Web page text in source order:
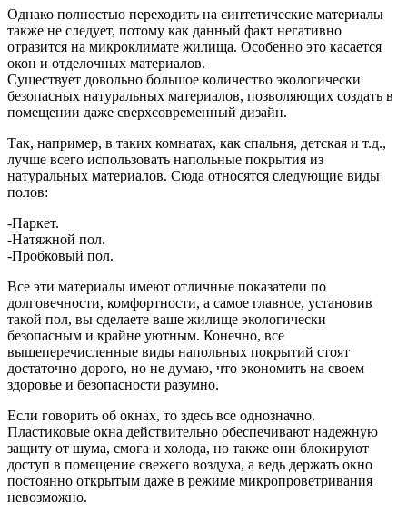
Однако полностью переходить на синтетические материалы
также не следует, потому как данный факт негативно
отразится на микроклимате жилища. Особенно это касается
окон и отделочных материалов.
Существует довольно большое количество экологически
безопасных натуральных материалов, позволяющих создать в
помещении даже сверхсовременный дизайн.
Так, например, в таких комнатах, как спальня, детская и т.д.,
лучше всего использовать напольные покрытия из
натуральных материалов. Сюда относятся следующие виды
полов:
-Паркет.
-Натяжной пол.
-Пробковый пол.
Все эти материалы имеют отличные показатели по
долговечности, комфортности, а самое главное, установив
такой пол, вы сделаете ваше жилище экологически
безопасным и крайне уютным. Конечно, все
вышеперечисленные виды напольных покрытий стоят
достаточно дорого, но не думаю, что экономить на своем
здоровье и безопасности разумно.
Если говорить об окнах, то здесь все однозначно.
Пластиковые окна действительно обеспечивают надежную
защиту от шума, смога и холода, но также они блокируют
доступ в помещение свежего воздуха, а ведь держать окно
постоянно открытым даже в режиме микропроветривания
невозможно.